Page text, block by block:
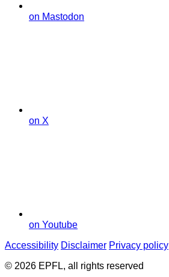
on Mastodon
on X
on Youtube
Accessibility Disclaimer Privacy policy
© 2026 EPFL, all rights reserved